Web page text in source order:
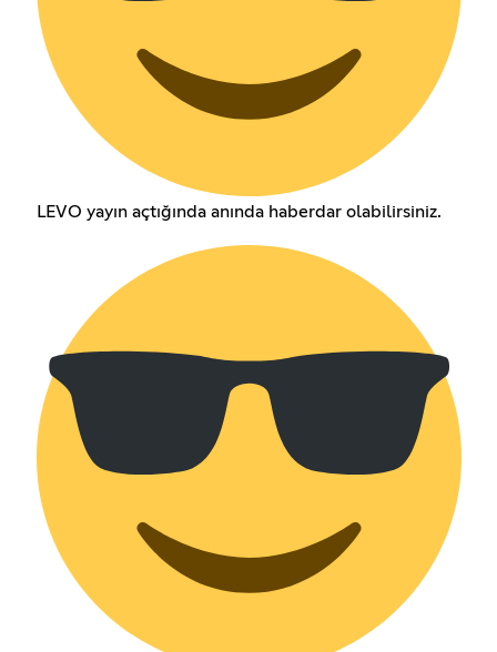
LEVO yayın açtığında anında haberdar olabilirsiniz.